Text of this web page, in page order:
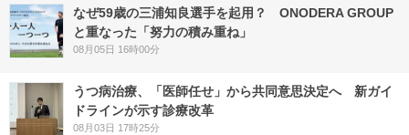
なぜ59歳の三浦知良選手を起用？ ONODERA GROUP
と重なった「努力の積み重ね」
08月05日 16時00分
うつ病治療、「医師任せ」から共同意思決定へ 新ガイ
ドラインが示す診療改革
08月03日 17時25分